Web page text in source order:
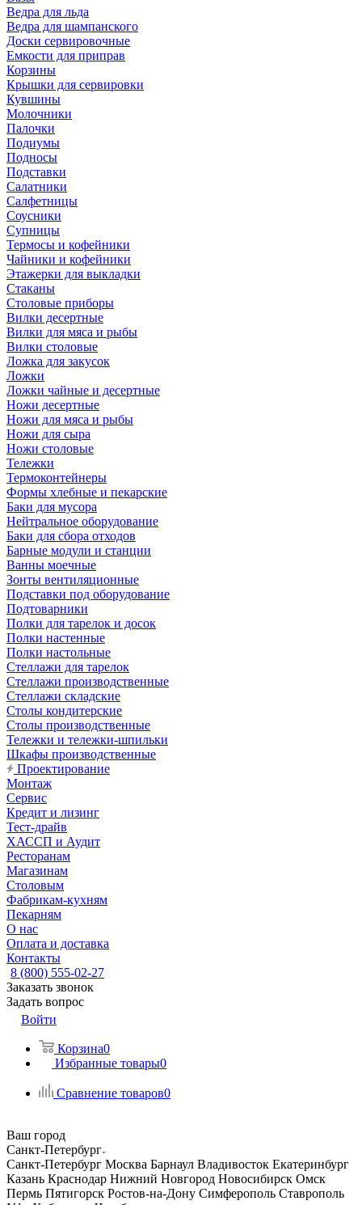
Ведра для льда
Ведра для шампанского
Доски сервировочные
Емкости для приправ
Корзины
Крышки для сервировки
Кувшины
Молочники
Палочки
Подиумы
Подносы
Подставки
Салатники
Салфетницы
Соусники
Супницы
Термосы и кофейники
Чайники и кофейники
Этажерки для выкладки
Стаканы
Столовые приборы
Вилки десертные
Вилки для мяса и рыбы
Вилки столовые
Ложка для закусок
Ложки
Ложки чайные и десертные
Ножи десертные
Ножи для мяса и рыбы
Ножи для сыра
Ножи столовые
Тележки
Термоконтейнеры
Формы хлебные и пекарские
Баки для мусора
Нейтральное оборудование
Баки для сбора отходов
Барные модули и станции
Ванны моечные
Зонты вентиляционные
Подставки под оборудование
Подтоварники
Полки для тарелок и досок
Полки настенные
Полки настольные
Стеллажи для тарелок
Стеллажи производственные
Стеллажи складские
Столы кондитерские
Столы производственные
Тележки и тележки-шпильки
Шкафы производственные
Проектирование
Монтаж
Сервис
Кредит и лизинг
Тест-драйв
ХАССП и Аудит
Ресторанам
Магазинам
Столовым
Фабрикам-кухням
Пекарням
О нас
Оплата и доставка
Контакты
8 (800) 555-02-27
Заказать звонок
Задать вопрос
Войти
Корзина0
Избранные товары0
Сравнение товаров0
Ваш город
Санкт-Петербург
Санкт-Петербург Москва Барнаул Владивосток Екатеринбург
Казань Краснодар Нижний Новгород Новосибирск Омск
Пермь Пятигорск Ростов-на-Дону Симферополь Ставрополь